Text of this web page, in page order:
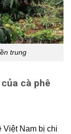
trung
cà phê
Việt Nam bị chi